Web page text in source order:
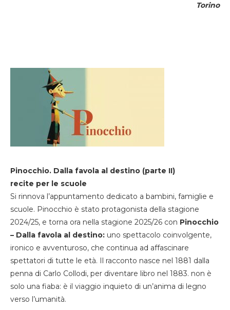
Torino
Pinocchio. Dalla favola al destino (parte II)
recite per le scuole
Si rinnova l’appuntamento dedicato a bambini, famiglie e
scuole. Pinocchio è stato protagonista della stagione
2024/25, e torna ora nella stagione 2025/26 con Pinocchio
– Dalla favola al destino: uno spettacolo coinvolgente,
ironico e avventuroso, che continua ad affascinare
spettatori di tutte le età. Il racconto nasce nel 1881 dalla
penna di Carlo Collodi, per diventare libro nel 1883. non è
solo una fiaba: è il viaggio inquieto di un’anima di legno
verso l’umanità.